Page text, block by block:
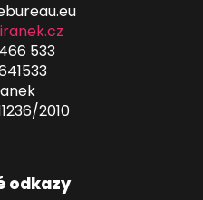
533
2010
odkazy